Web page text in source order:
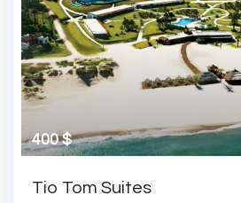
400 $
Tio Tom Suites